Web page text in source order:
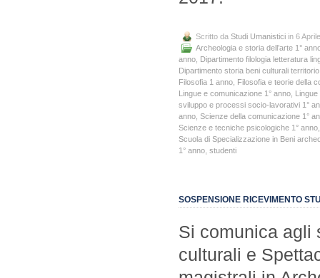
Scritto da Studi Umanistici in 6
Archeologia e storia dell’arte 1°
anno Dipartimento filologia letteratura
Dipartimento storia beni culturali territorio
Filosofia 1 anno Filosofia e teorie della
Lingue e comunicazione 1° anno
sviluppo e processi socio-lavorativi 1°
anno Scienze della comunicazione 1°
Scienze e tecniche psicologiche 1° anno
Scuola di Specializzazione in Beni
1° anno studenti
SOSPENSIONE RICEVIMENTO
Si comunica agli
culturali e